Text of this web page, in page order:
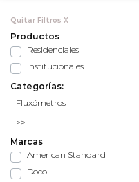
Quitar Filtros X
Productos
Residenciales
Institucionales
Categorías:
Marcas
American Standard
Docol